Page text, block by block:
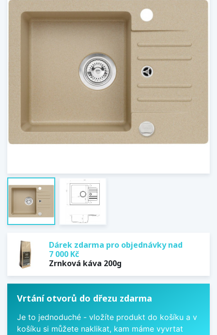
Dárek zdarma pro objednávky nad
7 000 Kč
Zrnková káva 200g
Vrtání otvorů do dřezu zdarma
Je to jednoduché - vložíte produkt do košíku a v
košíku si můžete naklikat, kam máme vyvrtat